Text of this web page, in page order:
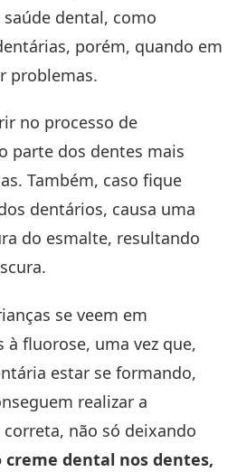
dental, como
porém, quando em
problemas.
no processo de
parte dos dentes mais
Também, caso fique
dentários, causa uma
do esmalte, resultando
se veem em
à fluorose, uma vez que,
estar se formando,
realizar a
não só deixando
creme dental nos dentes,